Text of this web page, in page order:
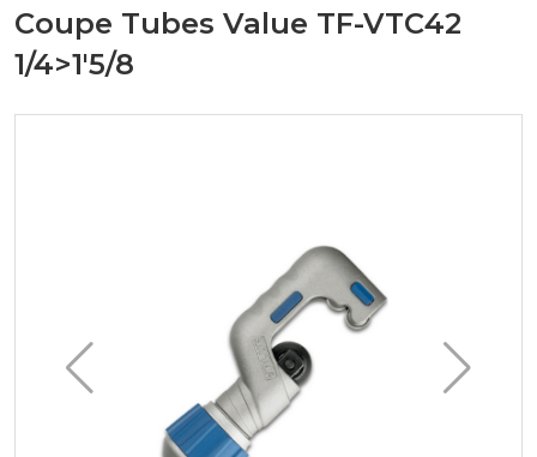
Coupe Tubes Value TF-VTC42
1/4>1'5/8